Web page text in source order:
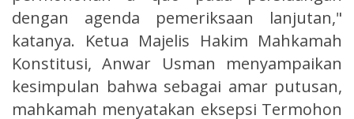
dengan agenda pemeriksaan lanjutan,"
katanya. Ketua Majelis Hakim Mahkamah
Konstitusi, Anwar Usman menyampaikan
kesimpulan bahwa sebagai amar putusan,
mahkamah menyatakan eksepsi Termohon